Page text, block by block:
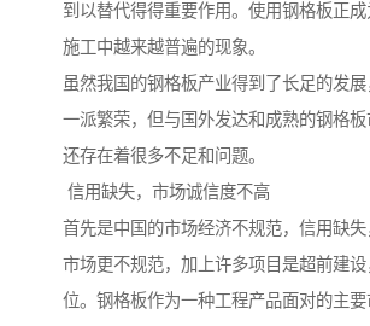
到以替代得得重要作用。使用钢格板正
施工中越来越普遍的现象。
虽然我国的钢格板产业得到了长足的发
一派繁荣，但与国外发达和成熟的钢格板
还存在着很多不足和问题。
信用缺失，市场诚信度不高
首先是中国的市场经济不规范，信用缺
市场更不规范，加上许多项目是超前建设
位。钢格板作为一种工程产品面对的主